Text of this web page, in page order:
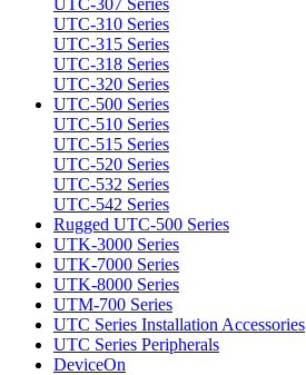
UTC-310 Series
UTC-315 Series
UTC-318 Series
UTC-320 Series
UTC-500 Series
UTC-510 Series
UTC-515 Series
UTC-520 Series
UTC-532 Series
UTC-542 Series
Rugged UTC-500 Series
UTK-3000 Series
UTK-7000 Series
UTK-8000 Series
UTM-700 Series
UTC Series Installation Accessories
UTC Series Peripherals
DeviceOn